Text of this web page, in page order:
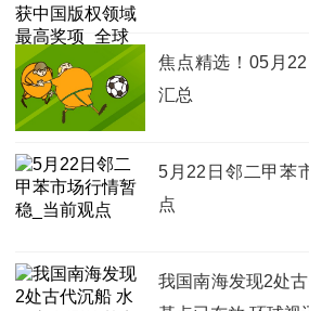
焦点精选！05月
汇总
5月22日邻二甲苯
点
我国南海发现2处